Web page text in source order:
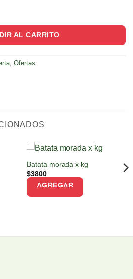
sopa 800grs (cebolla, pimiento,
AL CARRITO
, Ofertas
Batata morada x kg
$3800
AGREGAR